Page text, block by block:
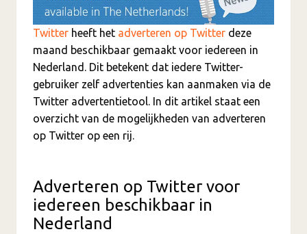
Twitter heeft het adverteren op Twitter deze
maand beschikbaar gemaakt voor iedereen in
Nederland. Dit betekent dat iedere Twitter-
gebruiker zelf advertenties kan aanmaken via de
Twitter advertentietool. In dit artikel staat een
overzicht van de mogelijkheden van adverteren
op Twitter op een rij.
Adverteren op Twitter voor
iedereen beschikbaar in
Nederland